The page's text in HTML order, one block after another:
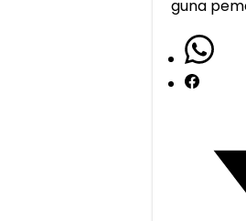
guna